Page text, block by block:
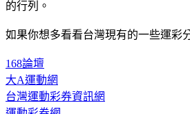
的行列。
如果你想多看看台灣現有的一些運彩
168論壇
大A運動網
台灣運動彩券資訊網